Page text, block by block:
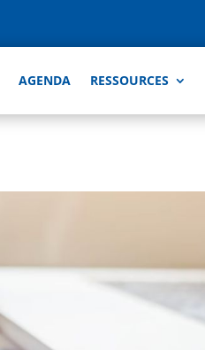
AGENDA RESSOURCES